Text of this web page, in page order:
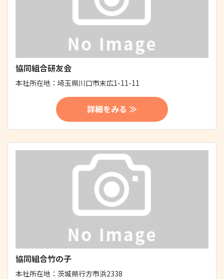
協同組合研友会
本社所在地： 埼玉県川口市末広1-11-11
詳細をみる ≫
協同組合竹の子
本社所在地： 茨城県行方市浜2338